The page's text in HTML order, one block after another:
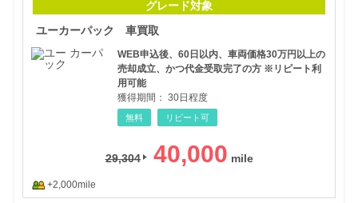
グレード対象
ユーカーパック 車買取
WEB申込後、60日以内、車両価格30万円以上の
売却成立、かつ代金受取完了の方 ※リピート利
用可能
獲得期間： 30日程度
無料 リピート可
29,304 40,000
+2,000mile